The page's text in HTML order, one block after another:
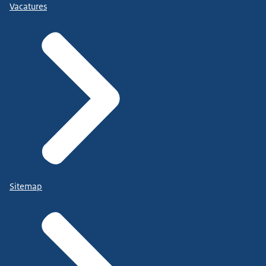
Vacatures
Sitemap